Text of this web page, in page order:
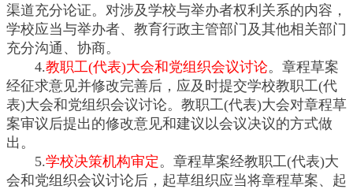
渠道充分论证。对涉及学校与举办者权利关系的内容，
学校应当与举办者、教育行政主管部门及其他相关部门
充分沟通、协商。
4.教职工(代表)大会和党组织会议讨论。章程草案
经征求意见并修改完善后，应及时提交学校教职工(代
表)大会和党组织会议讨论。教职工(代表)大会对章程草
案审议后提出的修改意见和建议以会议决议的方式做
出。
5.学校决策机构审定 。章程草案经教职工(代表)大
会和党组织会议讨论后，起草组织应当将章程草案、起